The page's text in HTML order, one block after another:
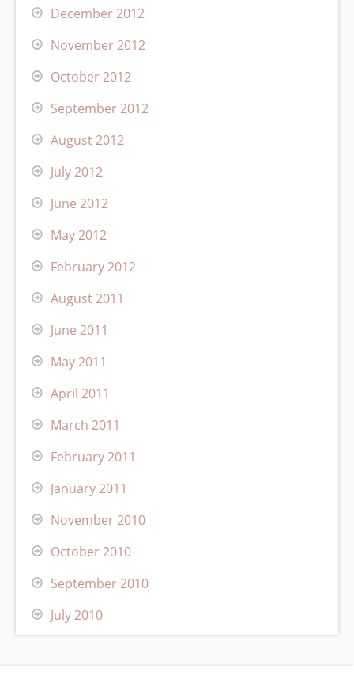
December 2012
November 2012
October 2012
September 2012
August 2012
July 2012
June 2012
May 2012
February 2012
August 2011
June 2011
May 2011
April 2011
March 2011
February 2011
January 2011
November 2010
October 2010
September 2010
July 2010